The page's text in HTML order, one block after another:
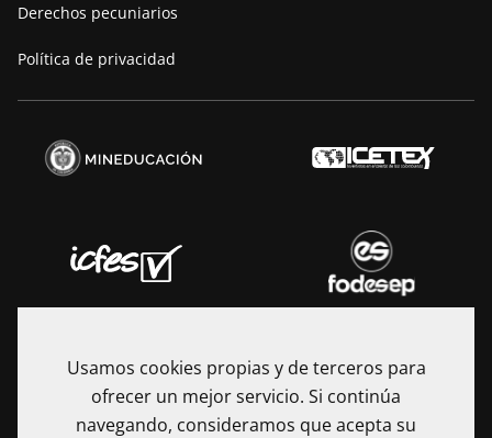
Derechos pecuniarios
Política de privacidad
Usamos cookies propias y de terceros para
ofrecer un mejor servicio. Si continúa
navegando, consideramos que acepta su